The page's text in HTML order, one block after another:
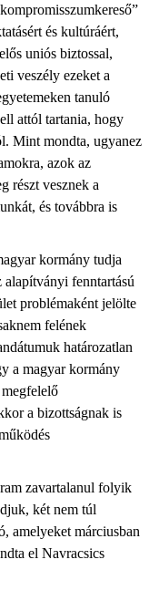
és kultúráért,
uniós biztossal,
veszély ezeket a
tanuló
attól tartania, hogy
Mint mondta, ugyanez
azok az
részt vesznek a
és továbbra is
kormány tudja
fenntartású
problémaként jelölte
felének
határozatlan
a magyar kormány
a bizottságnak is
zavartalanul folyik
két nem túl
amelyeket márciusban
el Navracsics